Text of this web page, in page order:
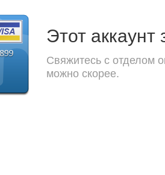
Этот аккаунт
Свяжитесь с отделом
можно скорее.